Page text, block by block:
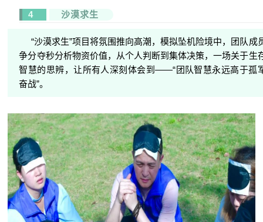
4 沙漠求生
“沙漠求生”项目将氛围推向高潮，模拟坠机险境中，团队成
争分夺秒分析物资价值，从个人判断到集体决策，一场关于生
智慧的思辨，让所有人深刻体会到——“团队智慧永远高于孤
奋战”。